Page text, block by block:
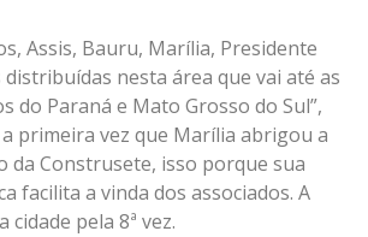
Assis, Bauru, Marília, Presidente
distribuídas nesta área que vai até as
do Paraná e Mato Grosso do Sul”,
primeira vez que Marília abrigou a
da Construsete, isso porque sua
facilita a vinda dos associados. A
pela 8ª vez.